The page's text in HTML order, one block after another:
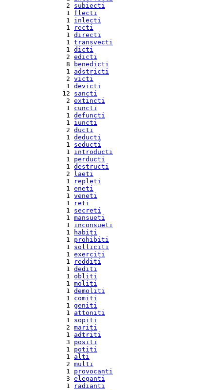
  2
subiecti
  1
flecti
  1
inlecti
  1
recti
  1
directi
  1
transvecti
  1
dicti
  2
edicti
  8
benedicti
  1
adstricti
  2
victi
  1
devicti
12 sancti
  2
extincti
  1
cuncti
  1
defuncti
  1
iuncti
  2
ducti
  1
deducti
  1
seducti
  1
introducti
  1
perducti
  1
destructi
  2
laeti
  1
repleti
  1
eneti
  1
veneti
  1
reti
  1
secreti
  1
mansueti
  1
inconsueti
  1
habiti
  1
prohibiti
  1
solliciti
  1
exerciti
  1
redditi
  1
dediti
  1
obliti
  1
moliti
  1
demoliti
  1
comiti
  1
geniti
  1
attoniti
  1
sopiti
  2
mariti
  1
adtriti
  3
positi
  1
potiti
  1
alti
  2
multi
  1
provocanti
  3
eleganti
  1
radianti